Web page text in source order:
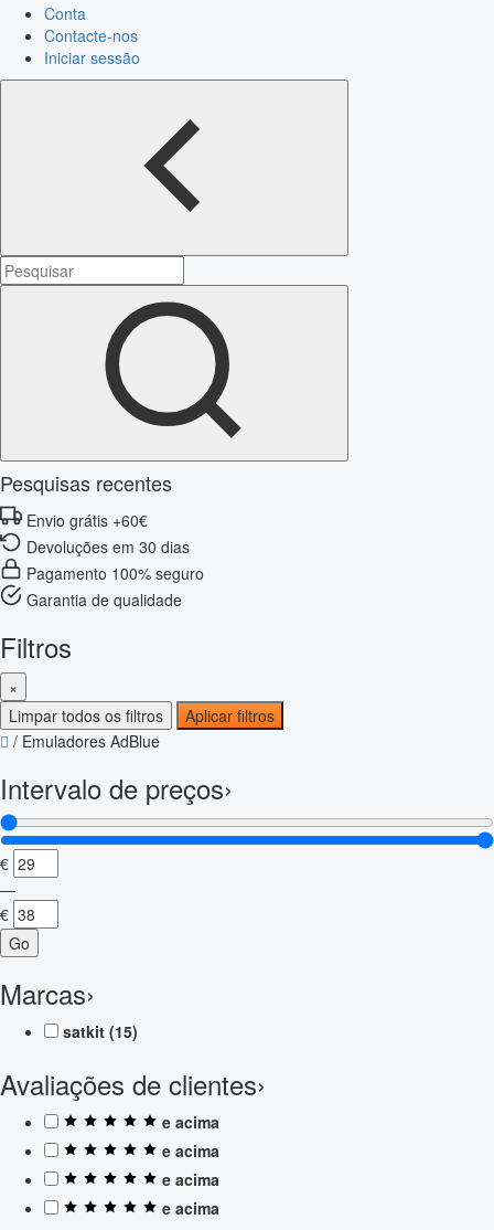
Conta
Contacte-nos
Iniciar sessão
Pesquisas recentes
Envio grátis +60€
Devoluções em 30 dias
Pagamento 100% seguro
Garantia de qualidade
Filtros
×
Limpar todos os filtros
Aplicar filtros
/ Emuladores AdBlue
Intervalo de preços›
€
—
€
Go
Marcas›
satkit (15)
Avaliações de clientes›
e acima
e acima
e acima
e acima